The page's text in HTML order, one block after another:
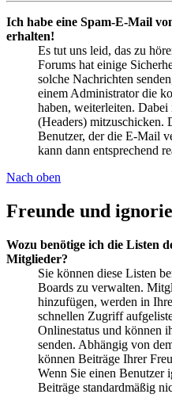
Ich habe eine Spam-E-Mail
erhalten!
Es tut uns leid, das zu
Forums hat einige
solche Nachrichten
einem Administrator die
haben, weiterleiten.
(Headers) mitzuschicken.
Benutzer, der die E-Mail
kann dann entsprechend
Nach oben
Freunde und
Wozu benötige ich die Listen
Mitglieder?
Sie können diese Listen
Boards zu verwalten.
hinzufügen, werden in
schnellen Zugriff
Onlinestatus und können
senden. Abhängig von
können Beiträge Ihrer
Wenn Sie einen Benutzer
Beiträge standardmäßig